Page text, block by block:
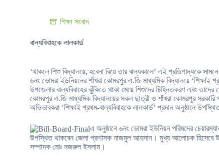
শিক্ষা সংবাদ
বাল্যবিবাহকে লালকার্ড
‘থাকলে শিশু বিদ্যালয়ে, হবেনা বিয়ে তার বাল্যকালে’ এই প্রতিপাদ্যকে
৬নং ভোমরা ইউনিয়নের শাঁখরা কোমরপুর এ.জি মাধ্যমিক বিদ্যালয়ে ‘শিক্ষাই
উপজেলার বাল্যবিবাহের ঝুঁকিতে থাকা মেয়ে শিশুদের চিহ্নিতকরণ এবং
কোমরপুর এ.জি মাধ্যমিক বিদ্যালয়ের সকল ছাত্রী ও শাঁখরা কোমরপুর সরকারি
অভিভাবকরা ‘শিক্ষাই প্রথম-বাল্যবিবাহকে লালকার্ড’ প্রদান অনুষ্ঠানে
এ অনুষ্ঠানে ৬নং ভোমরা ইউনিয়ন পরিষদের
উপস্থিত থাকবেন জেলা প্রশাসক নাজমুল আহসান। মুখ্য আলোচক হিসেবে
সম্পাদক মোঃ নজরুল ইসলাম।